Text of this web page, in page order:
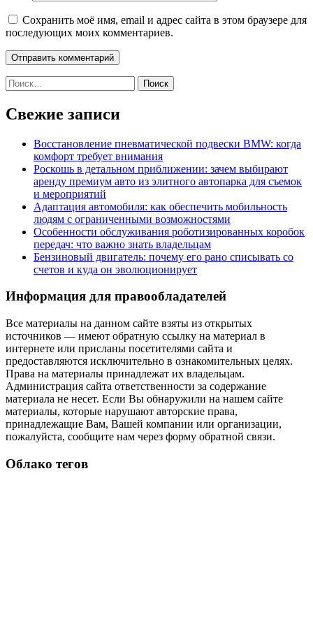
Сохранить моё имя, email и адрес сайта в этом браузере для
последующих моих комментариев.
Найти:
Свежие записи
Восстановление пневматической подвески BMW: когда
комфорт требует внимания
Роскошь в детальном приближении: зачем выбирают
аренду премиум авто из элитного автопарка для съемок
и мероприятий
Адаптация автомобиля: как обеспечить мобильность
людям с ограниченными возможностями
Особенности обслуживания роботизированных коробок
передач: что важно знать владельцам
Бензиновый двигатель: почему его рано списывать со
счетов и куда он эволюционирует
Информация для правообладателей
Все материалы на данном сайте взяты из открытых
источников — имеют обратную ссылку на материал в
интернете или присланы посетителями сайта и
предоставляются исключительно в ознакомительных целях.
Права на материалы принадлежат их владельцам.
Администрация сайта ответственности за содержание
материала не несет. Если Вы обнаружили на нашем сайте
материалы, которые нарушают авторские права,
принадлежащие Вам, Вашей компании или организации,
пожалуйста, сообщите нам через форму обратной связи.
Облако тегов